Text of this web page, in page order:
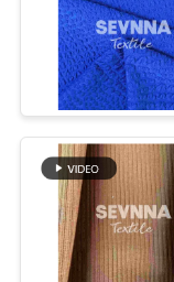
NOUS
CAS
PLAN
Tissu
Lycra